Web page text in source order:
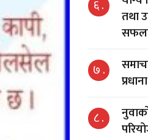
६ .
तथा
७ .
८ .